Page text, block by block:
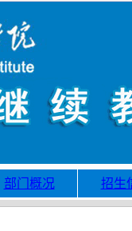
部门概况 招生